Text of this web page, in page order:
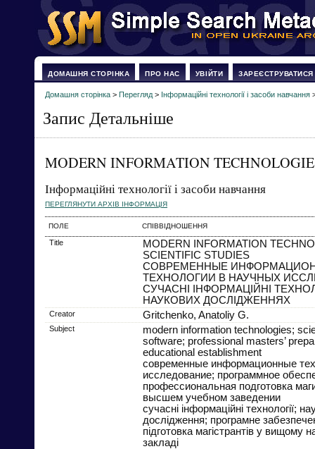
ДОМАШНЯ СТОРІНКА ПРО НАС УВІЙТИ ЗАРЕЄСТРУВАТИСЯ
Домашня сторінка > Перегляд > Інформаційні технології і засоби навчання
Запис Детальніше
MODERN INFORMATION
Інформаційні технології і засоби навчання
ПЕРЕГЛЯНУТИ АРХІВ ІНФОРМАЦІЯ
ПОЛЕ СПІВВІДНОШЕННЯ
Title
MODERN INFORMATION
SCIENTIFIC STUDIES
СОВРЕМЕННЫЕ
ТЕХНОЛОГИИ В НАУЧНЫХ
СУЧАСНІ ІНФОРМАЦІЙНІ
НАУКОВИХ ДОСЛІДЖЕННЯХ
Creator Gritchenko, Anatoliy G.
Subject
modern information technologies;
software; professional masters’
educational establishment
современные информационные
исследование; программное
профессиональная подготовка
высшем учебном заведении
сучасні інформаційні технології;
дослідження; програмне
підготовка магістрантів у вищому
закладі